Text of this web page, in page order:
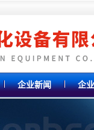
企业新闻 企